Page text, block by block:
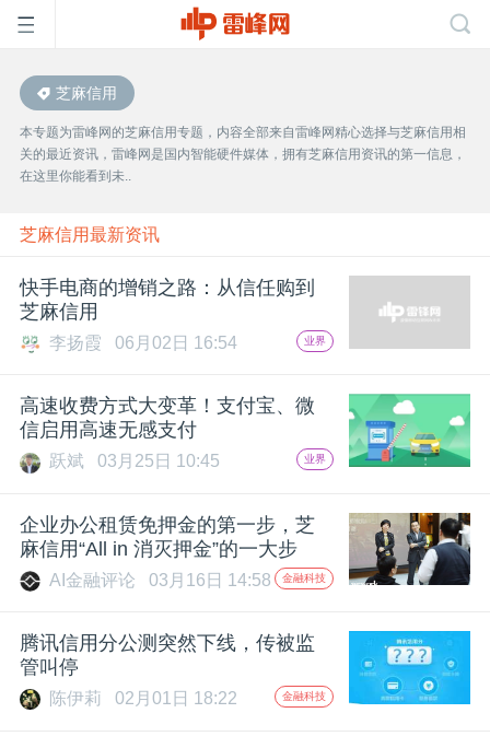
首
页
雷
峰
公
课
动
芝麻信用
本专题为雷峰网的芝麻信用专题，内容全部来自雷峰网精心选择与芝麻信用相
关的最近资讯，雷峰网是国内智能硬件媒体，拥有芝麻信用资讯的第一信息，
在这里你能看到未..
芝麻信用最新资讯
快手电商的增销之路：从信任购到
芝麻信用
李扬霞 06月02日 16:54 业界
高速收费方式大变革！支付宝、微
信启用高速无感支付
跃斌 03月25日 10:45 业界
企业办公租赁免押金的第一步，芝
麻信用“All in 消灭押金”的一大步
AI金融评论 03月16日 14:58 金融科技
腾讯信用分公测突然下线，传被监
管叫停
陈伊莉 02月01日 18:22 金融科技